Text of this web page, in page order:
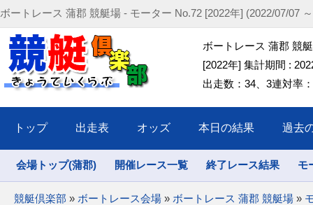
ボートレース 蒲郡 競艇場 - モーター No.72 [2022年] (2022/07/07
ボートレース 蒲郡 競
[2022年] 集計期間 :
出走数：34、3連対率
トップ 出走表 オッズ 本日の結果 過去
会場トップ(蒲郡) 開催レース一覧 終了レース結果 モ
競艇倶楽部 » ボートレース会場 » ボートレース 蒲郡 競艇場 »